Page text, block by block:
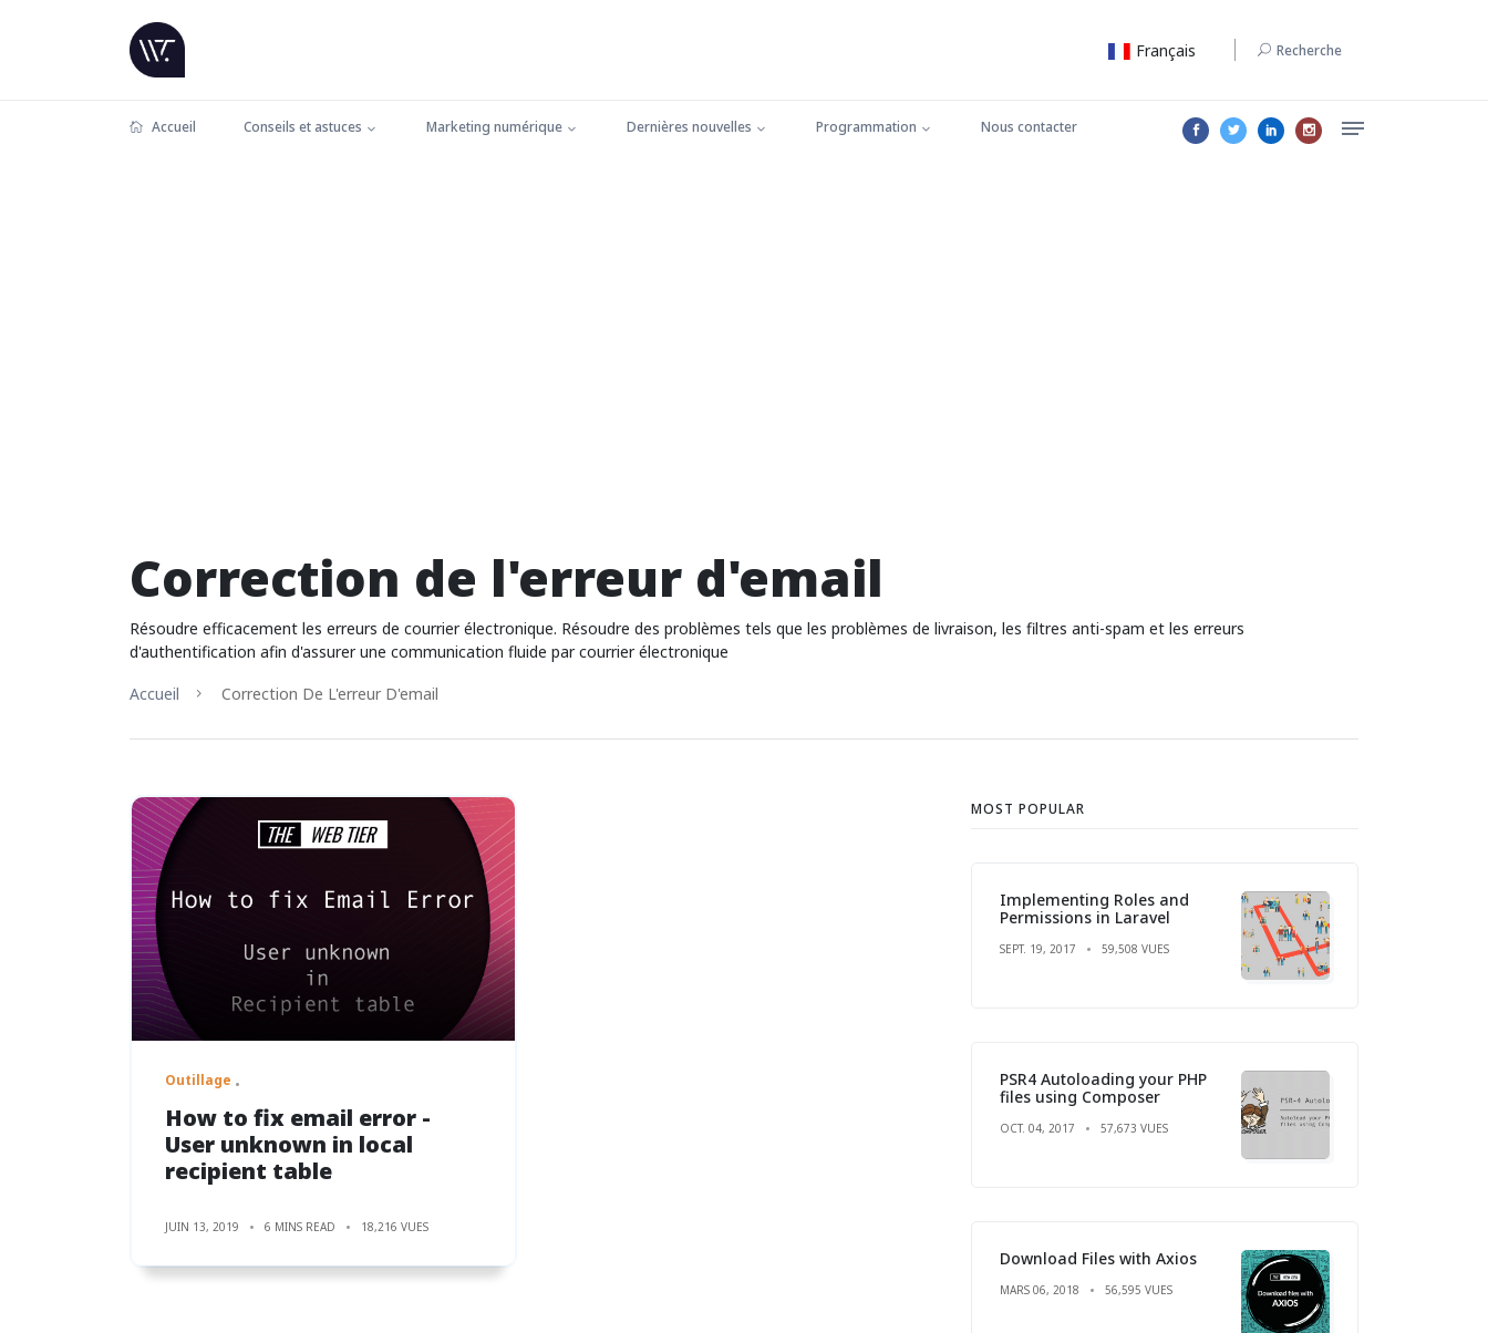
Français Recherche
Accueil Conseils et astuces Marketing numérique Dernières nouvelles Programmation Nous contacter
Correction de l'erreur d'email
Résoudre efficacement les erreurs de courrier électronique. Résoudre des problèmes tels que les problèmes de livraison, les filtres anti-spam et les erreurs
d'authentification afin d'assurer une communication fluide par courrier électronique
Accueil
Correction De L'erreur D'email
Outillage
How to fix email error -
User unknown in local
recipient table
JUIN 13, 2019 6 MINS READ 18,216 VUES
MOST POPULAR
Implementing Roles and
Permissions in Laravel
SEPT. 19, 2017 59,508 VUES
PSR4 Autoloading your PHP
files using Composer
OCT. 04, 2017 57,673 VUES
Download Files with Axios
MARS 06, 2018 56,595 VUES